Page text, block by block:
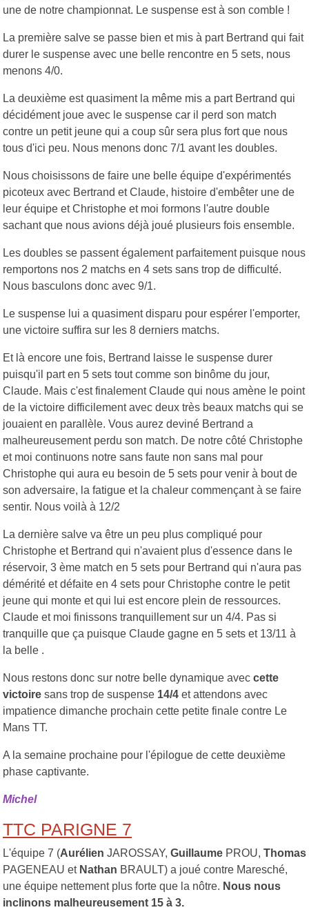
une de notre championnat. Le suspense est à son comble !
La première salve se passe bien et mis à part Bertrand qui fait
durer le suspense avec une belle rencontre en 5 sets, nous
menons 4/0.
La deuxième est quasiment la même mis a part Bertrand qui
décidément joue avec le suspense car il perd son match
contre un petit jeune qui a coup sûr sera plus fort que nous
tous d'ici peu. Nous menons donc 7/1 avant les doubles.
Nous choisissons de faire une belle équipe d'expérimentés
picoteux avec Bertrand et Claude, histoire d'embêter une de
leur équipe et Christophe et moi formons l'autre double
sachant que nous avions déjà joué plusieurs fois ensemble.
Les doubles se passent également parfaitement puisque nous
remportons nos 2 matchs en 4 sets sans trop de difficulté.
Nous basculons donc avec 9/1.
Le suspense lui a quasiment disparu pour espérer l'emporter,
une victoire suffira sur les 8 derniers matchs.
Et là encore une fois, Bertrand laisse le suspense durer
puisqu'il part en 5 sets tout comme son binôme du jour,
Claude. Mais c'est finalement Claude qui nous amène le point
de la victoire difficilement avec deux très beaux matchs qui se
jouaient en parallèle. Vous aurez deviné Bertrand a
malheureusement perdu son match. De notre côté Christophe
et moi continuons notre sans faute non sans mal pour
Christophe qui aura eu besoin de 5 sets pour venir à bout de
son adversaire, la fatigue et la chaleur commençant à se faire
sentir. Nous voilà à 12/2
La dernière salve va être un peu plus compliqué pour
Christophe et Bertrand qui n'avaient plus d'essence dans le
réservoir, 3 ème match en 5 sets pour Bertrand qui n'aura pas
démérité et défaite en 4 sets pour Christophe contre le petit
jeune qui monte et qui lui est encore plein de ressources.
Claude et moi finissons tranquillement sur un 4/4. Pas si
tranquille que ça puisque Claude gagne en 5 sets et 13/11 à
la belle .
Nous restons donc sur notre belle dynamique avec cette
victoire sans trop de suspense 14/4 et attendons avec
impatience dimanche prochain cette petite finale contre Le
Mans TT.
A la semaine prochaine pour l'épilogue de cette deuxième
phase captivante.
Michel
TTC PARIGNE 7
L'équipe 7 (Aurélien JAROSSAY, Guillaume PROU, Thomas
PAGENEAU et Nathan BRAULT) a joué contre Maresché,
une équipe nettement plus forte que la nôtre. Nous nous
inclinons malheureusement 15 à 3.